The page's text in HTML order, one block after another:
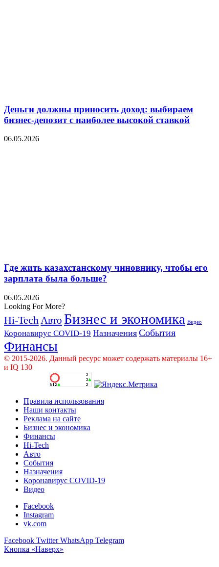
Деньги должны приносить доход: выбираем
бизнес-депозит с наиболее высокой ставкой
06.05.2026
Где жить казахстанскому чиновнику, чтобы его
зарплата была больше?
06.05.2026
Looking For More?
Hi-Tech Авто Бизнес и экономика Видео
Коронавирус COVID-19 Назначения События
Финансы
© 2015-2026. Данный ресурс может содержать материалы 16+
и IQ 130
Правила использования
Наши контакты
Реклама на сайте
Бизнес и экономика
Финансы
Hi-Tech
Авто
События
Назначения
Коронавирус COVID-19
Видео
Facebook
Instagram
vk.com
Facebook Twitter WhatsApp Telegram
Кнопка «Наверх»